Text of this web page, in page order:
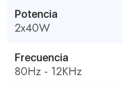
Potencia
2x40W
Frecuencia
80Hz - 12KHz